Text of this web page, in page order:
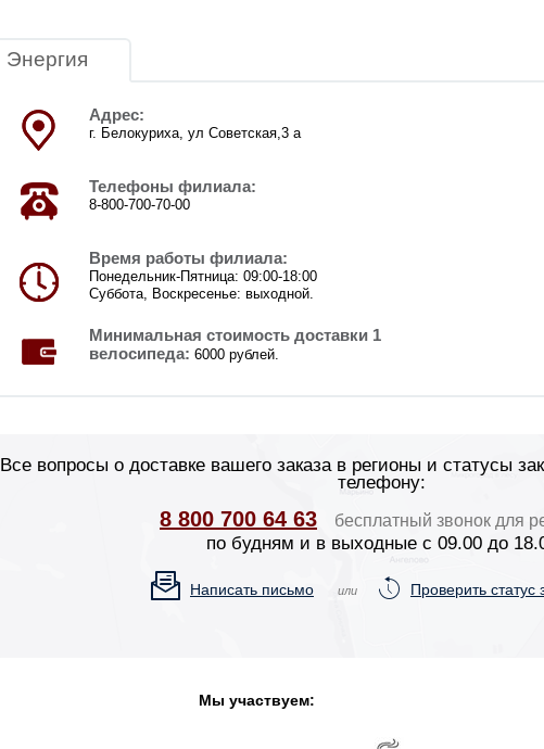
Энергия
Адрес:
г. Белокуриха, ул Советская,3 а
Телефоны филиала:
8-800-700-70-00
Время работы филиала:
Понедельник-Пятница: 09:00-18:00
Суббота, Воскресенье: выходной.
Минимальная стоимость доставки 1
велосипеда: 6000 рублей.
Все вопросы о доставке вашего заказа в регионы и статусы
телефону:
8 800 700 64 63 бесплатный звонок для
по будням и в выходные с 09.00 до
Написать письмо или Проверить статус
Мы участвуем: